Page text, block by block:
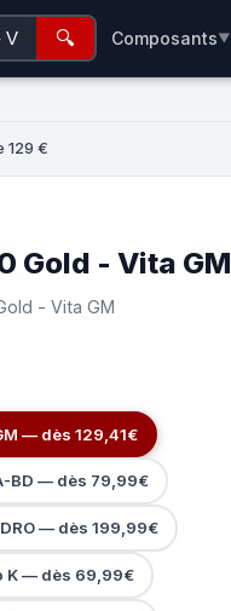
🔍 Composants▼
129 €
Gold - Vita GM
- Vita GM
— dès 129,41€
BD — dès 79,99€
— dès 199,99€
K — dès 69,99€